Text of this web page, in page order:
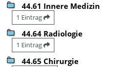
44.61 Innere Medizin
1 Eintrag
44.64 Radiologie
1 Eintrag
44.65 Chirurgie